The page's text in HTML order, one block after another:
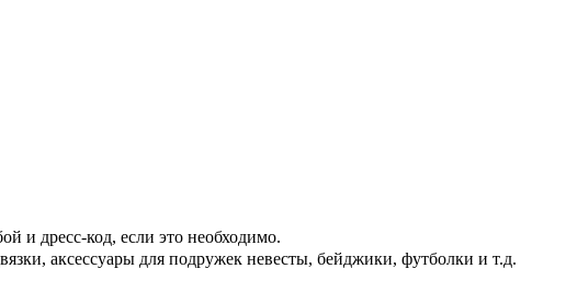
и дресс-код, если это необходимо.
аксессуары для подружек невесты, бейджики, футболки и т.д.